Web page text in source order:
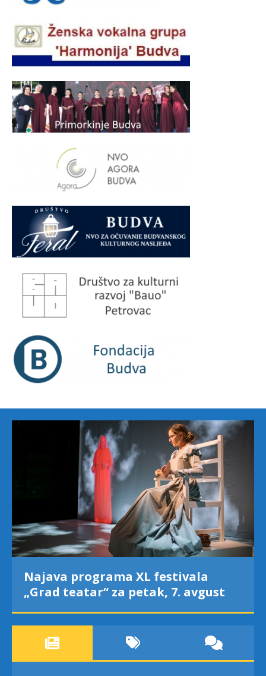
Najava programa XL festivala
„Grad teatar“ za petak, 7. avgust